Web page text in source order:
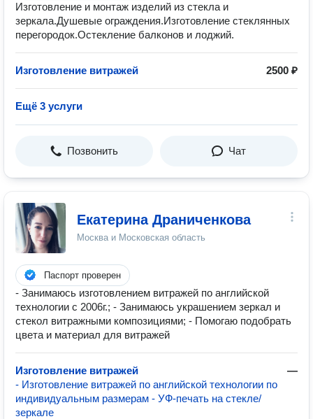
Изготовление и монтаж изделий из стекла и
зеркала.Душевые ограждения.Изготовление стеклянных
перегородок.Остекление балконов и лоджий.
Изготовление витражей 2500 ₽
Ещё 3 услуги
Позвонить Чат
Екатерина Драниченкова
Москва и Московская область
Паспорт проверен
- Занимаюсь изготовлением витражей по английской
технологии с 2006г.; - Занимаюсь украшением зеркал и
стекол витражными композициями; - Помогаю подобрать
цвета и материал для витражей
Изготовление витражей
—
- Изготовление витражей по английской технологии по
индивидуальным размерам - УФ-печать на стекле/
зеркале